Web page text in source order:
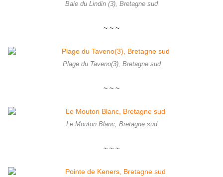
Baie du Lindin (3), Bretagne sud
~ ~ ~
Plage du Taveno(3), Bretagne sud
~ ~ ~
Le Mouton Blanc, Bretagne sud
~ ~ ~